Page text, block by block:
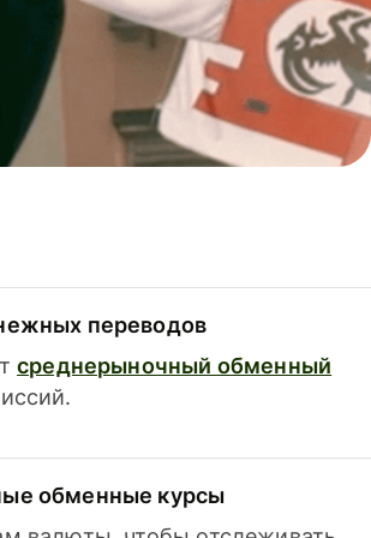
переводов
среднерыночный обменный
обменные курсы